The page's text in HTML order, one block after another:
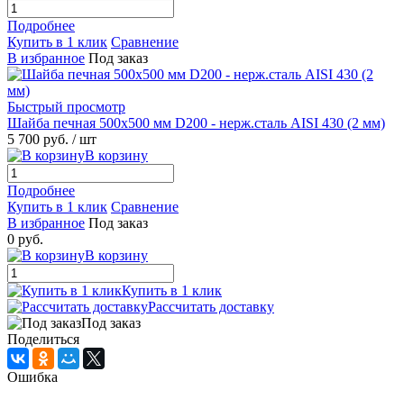
Подробнее
Купить в 1 клик Сравнение
В избранное Под заказ
Быстрый просмотр
Шайба печная 500х500 мм D200 - нерж.сталь AISI 430 (2 мм)
5 700 руб. / шт
В корзину
Подробнее
Купить в 1 клик Сравнение
В избранное Под заказ
0 руб.
В корзину
Купить в 1 клик
Рассчитать доставку
Под заказ
Поделиться
Ошибка